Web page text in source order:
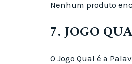
Nenhum produto
7. JOGO
O Jogo Qual é a